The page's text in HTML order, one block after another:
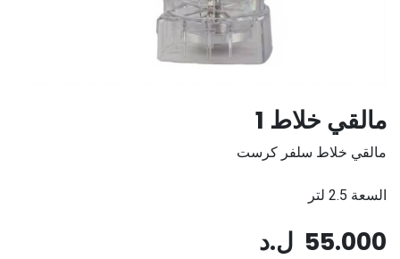
مالقي خلاط 1
مالقي خلاط سلفر كرست
السعة 2.5 لتر
55.000 ل.د